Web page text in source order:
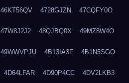
46KT56QV 4728GJZN 47CQFY0O
47W8J2J2 48QJBQ0X 49MZ8W4O
49WWVPJU 4B13IA3F 4B1N5SGO
4D64LFAR 4D90P4CC 4DV2LKB3